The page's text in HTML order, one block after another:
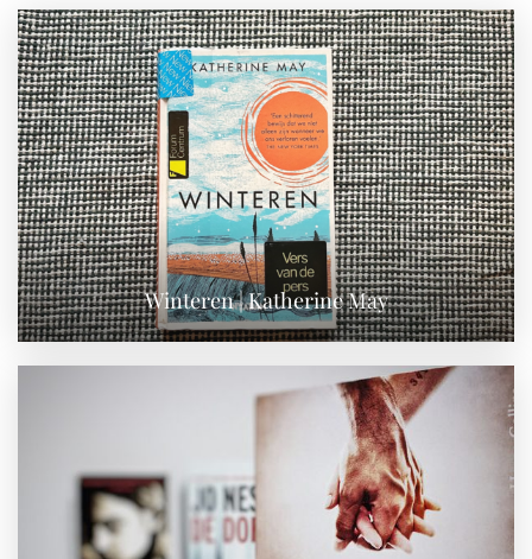
Winteren | Katherine May